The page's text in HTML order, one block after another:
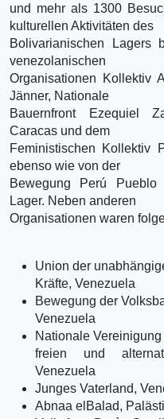
und mehr als 1300
kulturellen Aktivitäten des
Bolivarianischen
venezolanischen
Organisationen Kollektiv
Jänner, Nationale
Bauernfront Ezequiel
Caracas und dem
Feministischen Kollektiv
ebenso wie von der
Bewegung Perú Pueblo
Lager. Neben anderen
Organisationen waren
Union der
Kräfte, Venezuela
Bewegung der
Venezuela
Nationale Vereinigung
freien und
Venezuela
Junges Vaterland,
Abnaa elBalad,